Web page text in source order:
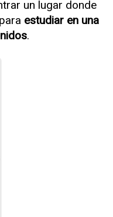
un lugar donde
estudiar en una
.